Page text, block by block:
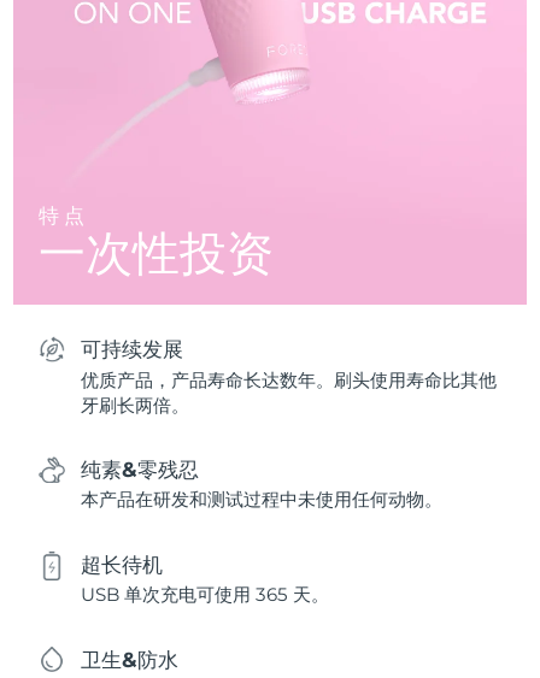
特点
一次性投资
可持续发展
优质产品，产品寿命长达数年。刷头使用寿命比其他
牙刷长两倍。
纯素&零残忍
本产品在研发和测试过程中未使用任何动物。
超长待机
USB 单次充电可使用 365 天。
卫生&防水